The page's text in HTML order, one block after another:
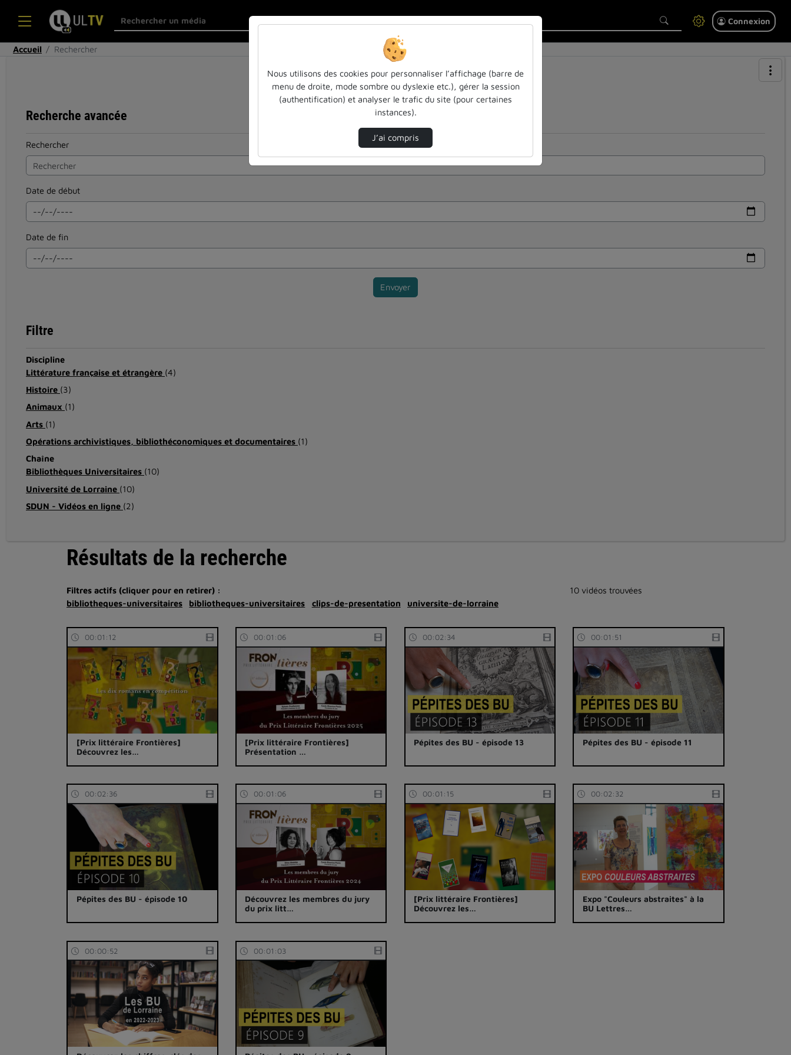
Connexion
Accueil Rechercher
Recherche avancée
Rechercher
Date de début
Date de fin
Envoyer
Filtre
Discipline
Littérature française et étrangère (4)
Histoire (3)
Animaux (1)
Arts (1)
Opérations archivistiques, bibliothéconomiques et documentaires (1)
Chaîne
Bibliothèques Universitaires (10)
Université de Lorraine (10)
SDUN - Vidéos en ligne (2)
Résultats de la recherche
Filtres actifs (cliquer pour en retirer) :
bibliotheques-universitaires
bibliotheques-universitaires clips-de-presentation universite-de-lorraine
10 vidéos trouvées
00:01:12
[Prix littéraire Frontières]
Découvrez les…
00:01:06
[Prix littéraire Frontières]
Présentation …
00:02:34
Pépites des BU - épisode 13
00:01:51
Pépites des BU - épisode 11
00:02:36
Pépites des BU - épisode 10
00:01:06
Découvrez les membres du jury
du prix litt…
00:01:15
[Prix littéraire Frontières]
Découvrez les…
00:02:32
Expo "Couleurs abstraites" à la
BU Lettres…
00:00:52 00:01:03
Nous utilisons des cookies pour personnaliser l’affichage (barre de
menu de droite, mode sombre ou dyslexie etc.), gérer la session
(authentification) et analyser le trafic du site (pour certaines
instances).
J’ai compris